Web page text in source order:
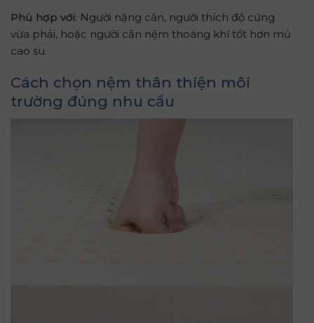
Phù hợp với: Người nặng cân, người thích độ cứng
vừa phải, hoặc người cần nệm thoáng khí tốt hơn mủ
cao su.
Cách chọn nệm thân thiện môi
trường đúng nhu cầu